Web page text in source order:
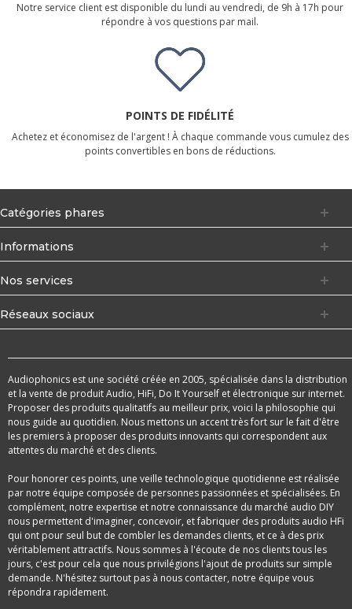
Notre service client est disponible du lundi au vendredi, de 9h à 17h pour
répondre à vos questions par mail.
POINTS DE FIDÉLITÉ
Achetez et économisez de l'argent ! À chaque commande vous cumulez des
points convertibles en bons de réductions.
Catégories phares
Informations
Nos services
Réseaux sociaux
Audiophonics est une société créée en 2005, spécialisée dans la distribution
et la vente de produit Audio, HiFi, Do It Yourself et électronique sur internet.
Proposer des produits qualitatifs au meilleur prix, voici la philosophie qui
nous guide au quotidien. Nous mettons un accent très fort sur le fait d'être
les premiers à proposer des produits innovants qui correspondent aux
attentes du marché et des clients.
Pour honorer ces points, une veille technologique quotidienne est réalisée
par notre équipe composée de personnes passionnées et spécialisées. En
complément, notre expertise et notre connaissance du marché audio DIY
nous permettent d'imaginer, concevoir, et fabriquer des produits audio HFi
qui ont pour seul but de combler les demandes clients, et ce à des prix
véritablement attractifs. Nous sommes à l'écoute de nos clients tous les
jours, c'est pour cela que nous privilégions l'ajout de produits sur simple
demande. N'hésitez surtout pas à nous contacter, notre équipe vous
répondra rapidement.